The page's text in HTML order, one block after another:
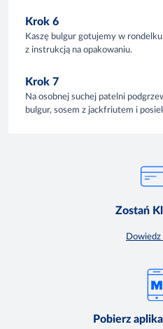
Krok 6
Kaszę bulgur gotujemy w
z instrukcją na opakowaniu.
Krok 7
Na osobnej suchej patelni
bulgur, sosem z jackfriutem i
Zostań
Dowiedz
Pobierz